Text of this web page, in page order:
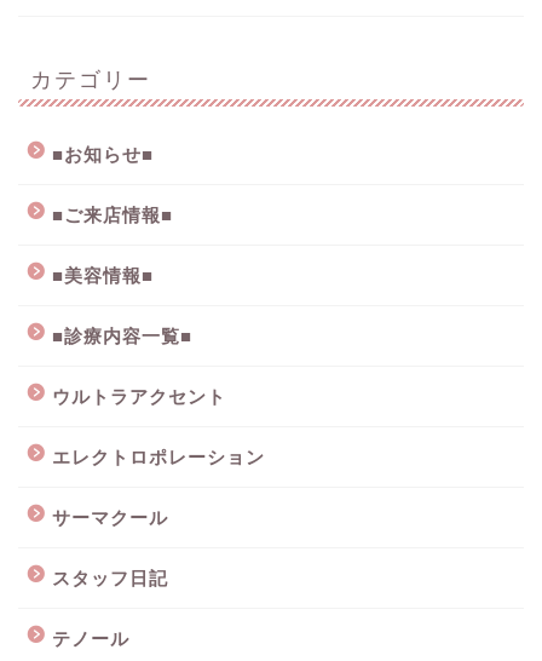
カテゴリー
■お知らせ■
■ご来店情報■
■美容情報■
■診療内容一覧■
ウルトラアクセント
エレクトロポレーション
サーマクール
スタッフ日記
テノール